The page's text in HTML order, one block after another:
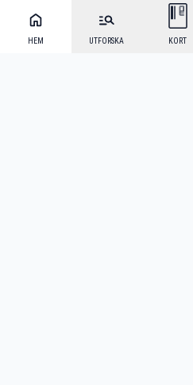
HEM UTFORSKA KORT